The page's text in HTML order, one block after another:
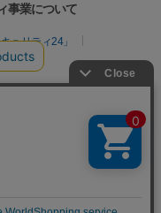
事業について
ュリティ24」